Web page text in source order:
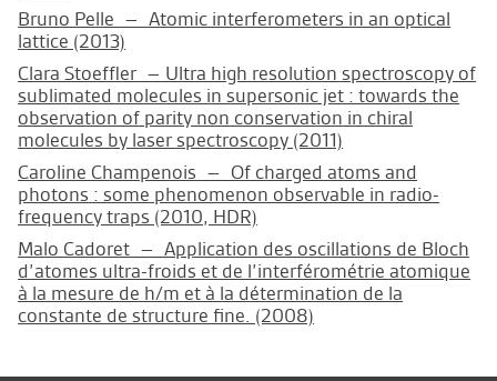
Bruno Pelle – Atomic interferometers in an optical
lattice (2013)
Clara Stoeffler – Ultra high resolution spectroscopy of
sublimated molecules in supersonic jet : towards the
observation of parity non conservation in chiral
molecules by laser spectroscopy (2011)
Caroline Champenois – Of charged atoms and
photons : some phenomenon observable in radio-
frequency traps (2010, HDR)
Malo Cadoret – Application des oscillations de Bloch
d’atomes ultra-froids et de l’interférométrie atomique
à la mesure de h/m et à la détermination de la
constante de structure fine. (2008)